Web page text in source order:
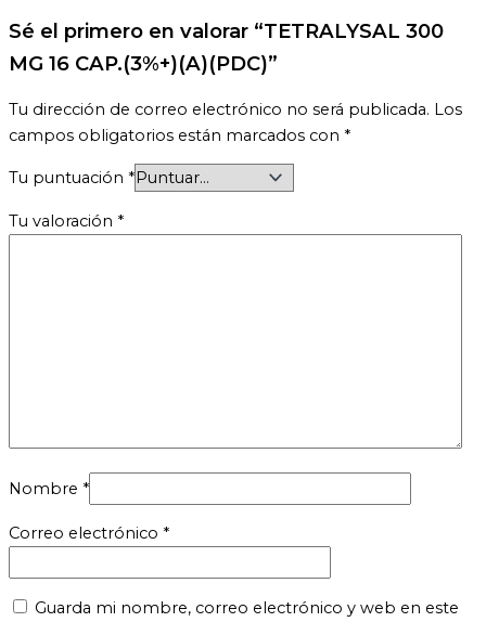
Sé el primero en valorar “TETRALYSAL 300
MG 16 CAP.(3%+)(A)(PDC)”
Tu dirección de correo electrónico no será publicada. Los
campos obligatorios están marcados con *
Tu puntuación *
Tu valoración *
Nombre *
Correo electrónico *
Guarda mi nombre, correo electrónico y web en este